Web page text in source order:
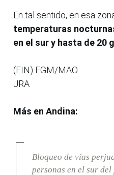
En tal sentido, en esa
temperaturas
en el sur y hasta de 20
(FIN) FGM/MAO
JRA
Más en Andina:
Bloqueo de vías
personas en el sur del